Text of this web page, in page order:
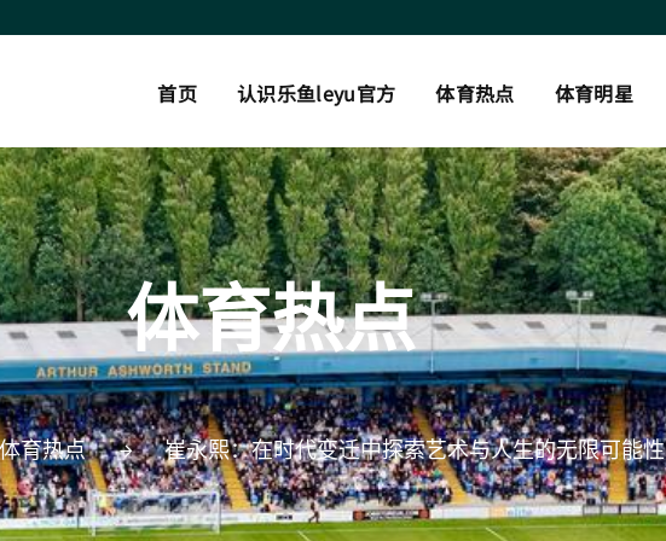
首页 认识乐鱼leyu官方 体育热点 体育明星
体育热点
体育热点 崔永熙：在时代变迁中探索艺术与人生的无限可能性